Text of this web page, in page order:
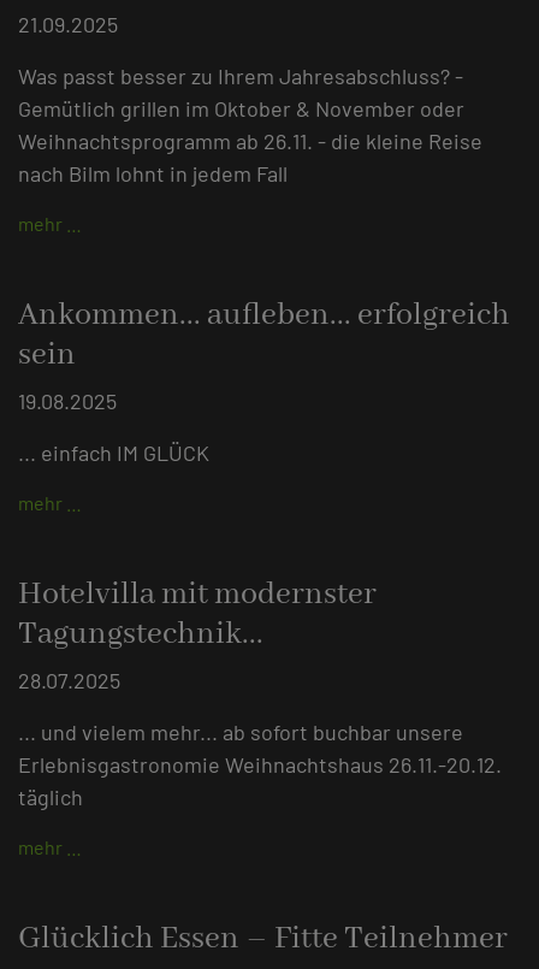
21.09.2025
Was passt besser zu Ihrem Jahresabschluss? -
Gemütlich grillen im Oktober & November oder
Weihnachtsprogramm ab 26.11. - die kleine Reise
nach Bilm lohnt in jedem Fall
mehr …
Ankommen... aufleben... erfolgreich
sein
19.08.2025
... einfach IM GLÜCK
mehr …
Hotelvilla mit modernster
Tagungstechnik...
28.07.2025
... und vielem mehr... ab sofort buchbar unsere
Erlebnisgastronomie Weihnachtshaus 26.11.-20.12.
täglich
mehr …
Glücklich Essen – Fitte Teilnehmer